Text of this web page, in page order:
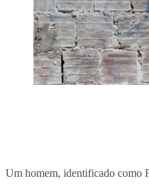
Um homem, identificado como